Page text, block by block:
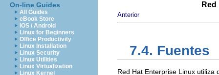
On-line Guides
All Guides
eBook Store
iOS / Android
Linux for Beginners
Office Productivity
Linux Installation
Linux Security
Linux Utilities
Linux Virtualization
Linux Kernel
Anterior
7.4. Fuentes
Red Hat Enterprise Linux